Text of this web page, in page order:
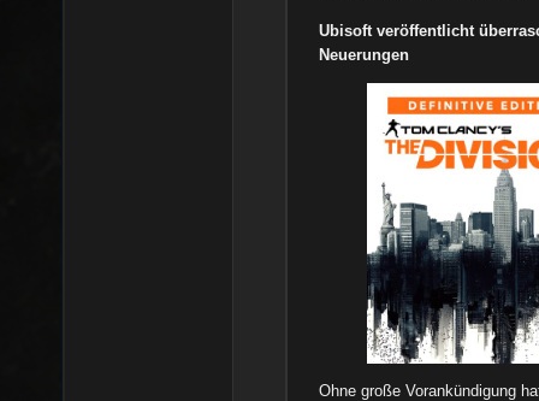
Ubisoft veröffentlicht
Neuerungen
Ohne große Vorankündigung